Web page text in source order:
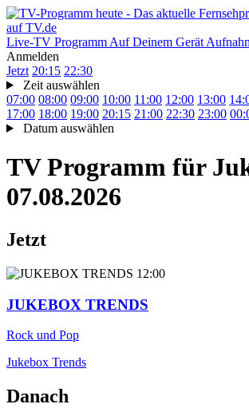
Live-TV Programm Auf Deinem Gerät
Anmelden
Jetzt 20:15 22:30
Zeit auswählen
07:00 08:00 09:00 10:00 11:00 12:00 13:00
17:00 18:00 19:00 20:15 21:00 22:30 23:00
Datum auswählen
TV Programm für
07.08.2026
Jetzt
12:00
JUKEBOX TRENDS
Rock und Pop
Jukebox Trends
Danach